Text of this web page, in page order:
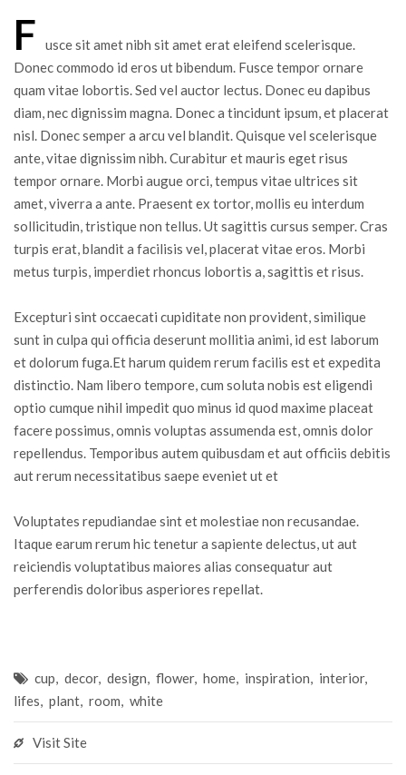
F
usce sit amet nibh sit amet erat eleifend scelerisque.
Donec commodo id eros ut bibendum. Fusce tempor ornare
quam vitae lobortis. Sed vel auctor lectus. Donec eu dapibus
diam, nec dignissim magna. Donec a tincidunt ipsum, et placerat
nisl. Donec semper a arcu vel blandit. Quisque vel scelerisque
ante, vitae dignissim nibh. Curabitur et mauris eget risus
tempor ornare. Morbi augue orci, tempus vitae ultrices sit
amet, viverra a ante. Praesent ex tortor, mollis eu interdum
sollicitudin, tristique non tellus. Ut sagittis cursus semper. Cras
turpis erat, blandit a facilisis vel, placerat vitae eros. Morbi
metus turpis, imperdiet rhoncus lobortis a, sagittis et risus.
Excepturi sint occaecati cupiditate non provident, similique
sunt in culpa qui officia deserunt mollitia animi, id est laborum
et dolorum fuga.Et harum quidem rerum facilis est et expedita
distinctio. Nam libero tempore, cum soluta nobis est eligendi
optio cumque nihil impedit quo minus id quod maxime placeat
facere possimus, omnis voluptas assumenda est, omnis dolor
repellendus. Temporibus autem quibusdam et aut officiis debitis
aut rerum necessitatibus saepe eveniet ut et
Voluptates repudiandae sint et molestiae non recusandae.
Itaque earum rerum hic tenetur a sapiente delectus, ut aut
reiciendis voluptatibus maiores alias consequatur aut
perferendis doloribus asperiores repellat.
cup, decor, design, flower, home, inspiration, interior,
lifes, plant, room, white
Visit Site